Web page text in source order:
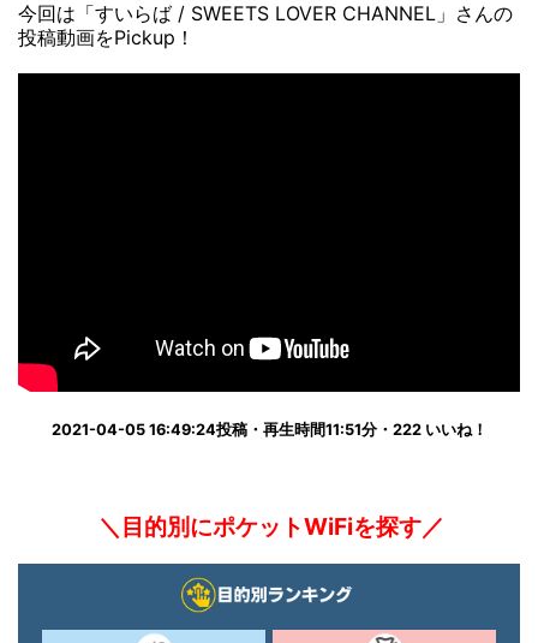
今回は「すいらば / SWEETS LOVER CHANNEL」さんの
投稿動画をPickup！
2021-04-05 16:49:24投稿・再生時間11:51分・222 いいね！
＼目的別にポケットWiFiを探す／